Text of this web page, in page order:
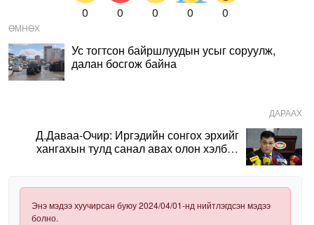
0 0 0 0 0
ӨМНӨХ
Ус тогтсон байршлуудын усыг соруулж,
далан босгож байна
ДАРААХ
Д.Даваа-Очир: Иргэдийн сонгох эрхийг
хангахын тулд санал авах олон хэлбэр
Энэ мэдээ хуучирсан буюу 2024/04/01-нд нийтлэгдсэн мэдээ
болно.